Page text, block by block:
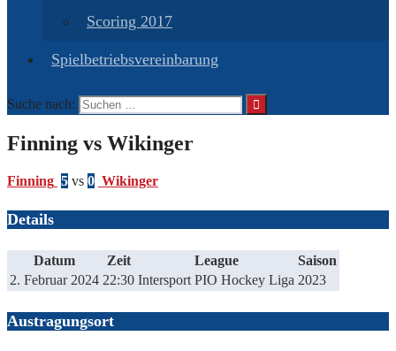
Scoring 2017
Spielbetriebsvereinbarung
Suche nach:
Finning vs Wikinger
Finning 5 vs 0 Wikinger
Details
Datum Zeit League
Saison
2. Februar 2024 22:30 Intersport PIO Hockey Liga 2023
Austragungsort